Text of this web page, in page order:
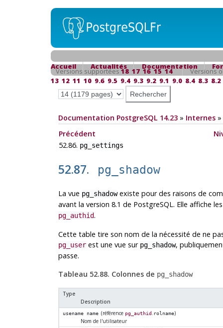
Accueil Actualités Documentation
Versions supportées18 17 16 15 14
Versions
13 12 11 10 9.6 9.5 9.4 9.3 9.2 9.1 9.0 8.4 8.3 8.2
Documentation PostgreSQL 14.23» Internes»
Précédent
52.86. pg_settings
52.87. pg_shadow
La vue pg_shadowexiste pour des raisons de
avant la version 8.1 de PostgreSQL. Elle affiche
pg_authid.
Cette table tire son nom de la nécessité de ne
pg_userest une vue sur pg_shadow,
passe.
Tableau 52.88. Colonnes de pg_shadow
Type
Description
usename name (référence pg_authid.rolname)
Nom de l'utilisateur